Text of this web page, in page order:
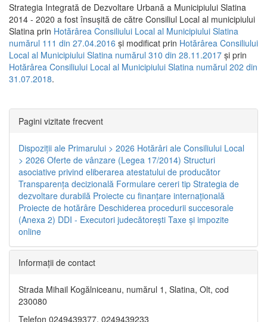
Strategia Integrată de Dezvoltare Urbană a Municipiului Slatina
2014 - 2020 a fost însuşită de către Consiliul Local al municipiului
Slatina prin Hotărârea Consiliului Local al Municipiului Slatina
numărul 111 din 27.04.2016 și modificat prin Hotărârea Consiliului
Local al Municipiului Slatina numărul 310 din 28.11.2017 și prin
Hotărârea Consiliului Local al Municipiului Slatina numărul 202 din
31.07.2018.
Pagini vizitate frecvent
Dispoziţii ale Primarului > 2026 Hotărâri ale Consiliului Local
> 2026 Oferte de vânzare (Legea 17/2014) Structuri
asociative privind eliberarea atestatului de producător
Transparenţa decizională Formulare cereri tip Strategia de
dezvoltare durabilă Proiecte cu finanţare internaţională
Proiecte de hotărâre Deschiderea procedurii succesorale
(Anexa 2) DDI - Executori judecătorești Taxe şi impozite
online
Informaţii de contact
Strada Mihail Kogălniceanu, numărul 1, Slatina, Olt, cod
230080
Telefon 0249439377, 0249439233